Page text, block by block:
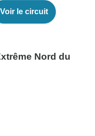
Voir le circuit
Nord du